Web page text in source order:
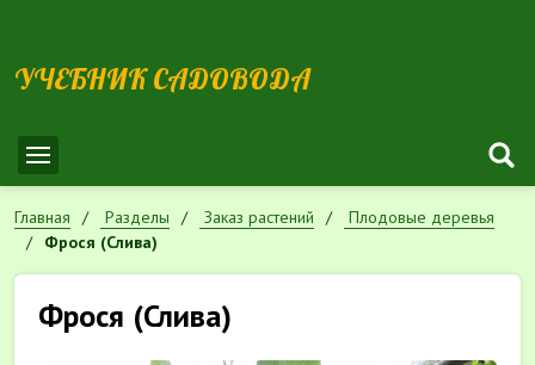
УЧЕБНИК САДОВОДА
Главная Разделы Заказ растений
Плодовые деревья
Фрося (Слива)
Фрося (Слива)